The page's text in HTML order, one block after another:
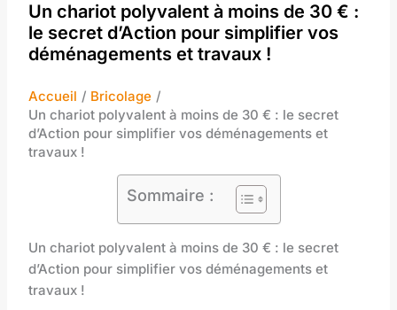
Un chariot polyvalent à moins de 30 € :
le secret d’Action pour simplifier vos
déménagements et travaux !
Accueil
Bricolage
Un chariot polyvalent à moins de 30 € : le secret
d’Action pour simplifier vos déménagements et
travaux !
Sommaire :
Un chariot polyvalent à moins de 30 € : le secret
d’Action pour simplifier vos déménagements et
travaux !